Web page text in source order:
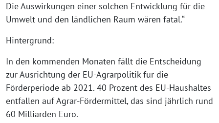
Die Auswirkungen einer solchen Entwicklung für die
Umwelt und den ländlichen Raum wären fatal.“
Hintergrund:
In den kommenden Monaten fällt die Entscheidung
zur Ausrichtung der EU-Agrarpolitik für die
Förderperiode ab 2021. 40 Prozent des EU-Haushaltes
entfallen auf Agrar-Fördermittel, das sind jährlich rund
60 Milliarden Euro.